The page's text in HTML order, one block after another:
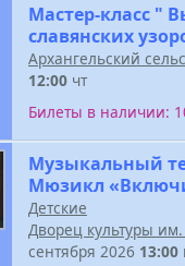
Мастер-класс "
славянских
Архангельский
12:00 чт
Билеты в наличии:
Музыкальный
Мюзикл
Детские
Дворец культуры
сентября 2026 13:00